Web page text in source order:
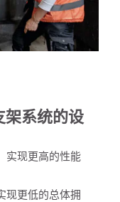
架系统的设
实现更高的性能
现更低的总体拥